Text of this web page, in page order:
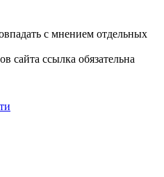
с мнением отдельных
сайта ссылка обязательна